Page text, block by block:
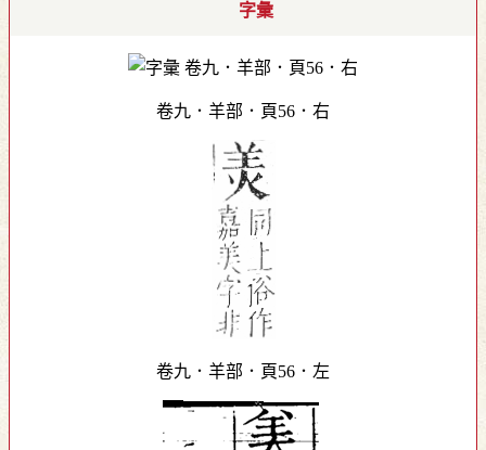
字彙
卷九．羊部．頁56．右
卷九．羊部．頁56．左